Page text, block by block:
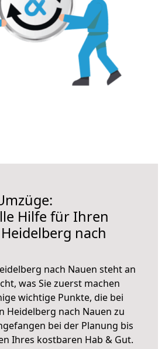
Hilfe für Ihren
nach
nach Nauen steht an
was Sie zuerst machen
wichtige Punkte, die bei
Heidelberg nach Nauen zu
bei der Planung bis
Ihres kostbaren Hab & Gut.